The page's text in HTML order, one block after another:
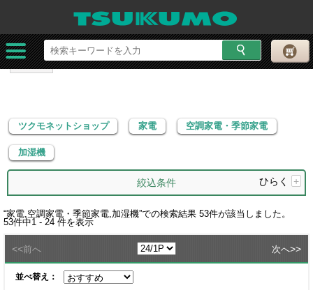
ツクモネットショップ 家電
空調家電・季節家電
加湿機
ツクモネットショップ 家電 空調家電・季節家電
加湿機
絞込条件 ひらく +
“家電,空調家電・季節家電,加湿機”での検索結果 53件が該当しました。
53件中1 - 24 件を表示
<<前へ 次へ>>
並べ替え：